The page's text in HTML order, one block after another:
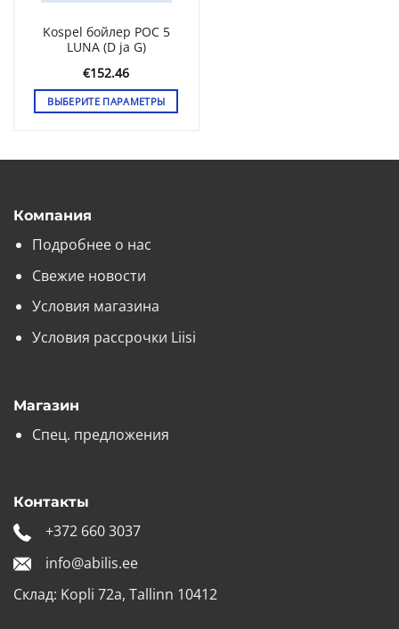
Kospel бойлер POC 5
LUNA (D ja G)
€152.46
ВЫБЕРИТЕ ПАРАМЕТРЫ
имеет
выбрать
на
товара.
Компания
Подробнее о нас
Свежие новости
Условия магазина
Условия рассрочки Liisi
Магазин
Спец. предложения
Контакты
+372 660 3037
info@abilis.ee
Склад: Kopli 72a, Tallinn 10412